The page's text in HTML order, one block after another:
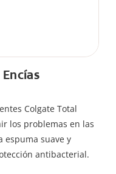
Colgate Total
los problemas en las
espuma suave y
antibacterial.